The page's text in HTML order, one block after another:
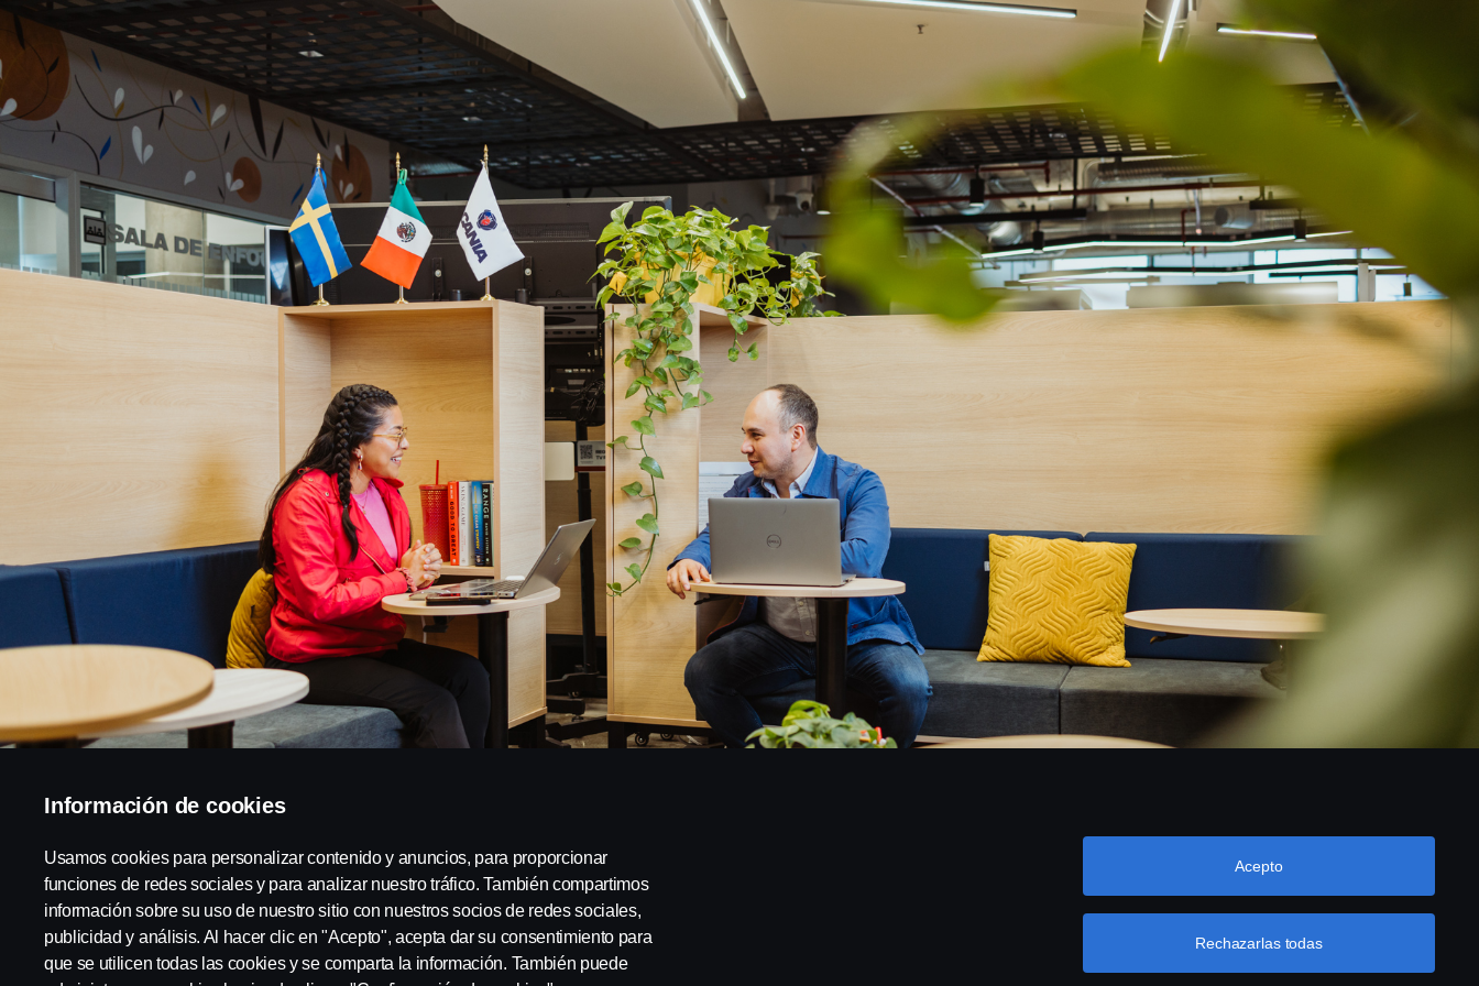
Información de cookies
Usamos cookies para personalizar contenido y anuncios, para proporcionar
funciones de redes sociales y para analizar nuestro tráfico. También compartimos
información sobre su uso de nuestro sitio con nuestros socios de redes sociales,
publicidad y análisis. Al hacer clic en "Acepto", acepta dar su consentimiento para
que se utilicen todas las cookies y se comparta la información. También puede
Rechazarlas todas
Acepto